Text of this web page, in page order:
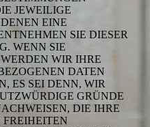
JEWEILIGE
EINE
SIE DIESER
WENN SIE
WIR IHRE
DATEN
ES SEI DENN, WIR
GRÜNDE
DIE IHRE
FREIHEITEN